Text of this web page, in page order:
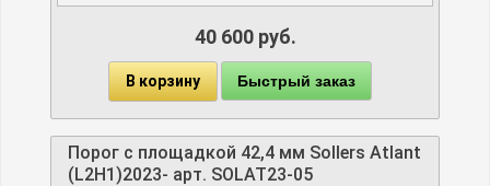
40 600 руб.
В корзину Быстрый заказ
Порог с площадкой 42,4 мм Sollers Atlant
(L2H1)2023- арт. SOLAT23-05